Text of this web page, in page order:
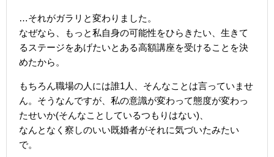
…それがガラリと変わりました。
なぜなら、もっと私自身の可能性をひらきたい、生きて
るステージをあげたいとある高額講座を受けることを決
めたから。
もちろん職場の人には誰1人、そんなことは言っていませ
ん。そうなんですが、私の意識が変わって態度が変わっ
たせいか(そんなことしているつもりはない)、
なんとなく察しのいい既婚者がそれに気づいたみたい
で。